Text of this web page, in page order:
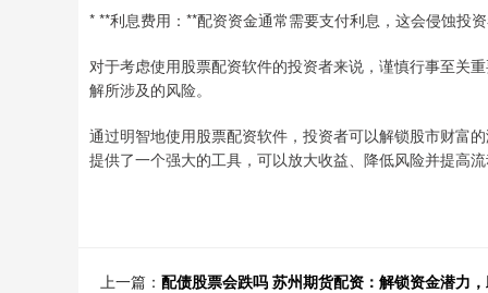
* **利息费用：**配资资金通常需要支付利息，这会侵蚀投资
对于考虑使用股票配资软件的投资者来说，谨慎行事至关
解所涉及的风险。
通过明智地使用股票配资软件，投资者可以解锁股市财富
提供了一个强大的工具，可以放大收益、降低风险并提高流
上一篇： 配债股票会跌吗 苏州期货配资：解锁资金潜力